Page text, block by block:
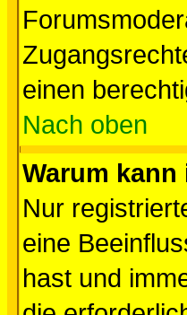
einen
Nach oben
Warum
Nur
eine
hast und